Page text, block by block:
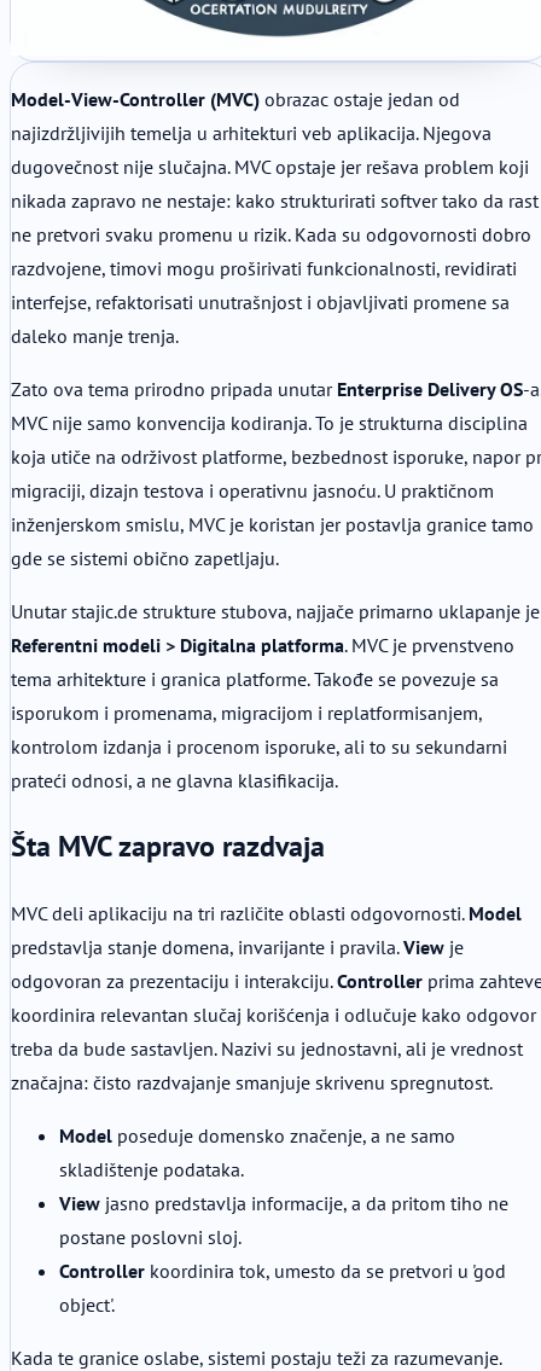
Model-View-Controller (MVC) obrazac ostaje jedan od
najizdržljivijih temelja u arhitekturi veb aplikacija. Njegova
dugovečnost nije slučajna. MVC opstaje jer rešava problem koji
nikada zapravo ne nestaje: kako strukturirati softver tako da rast
ne pretvori svaku promenu u rizik. Kada su odgovornosti dobro
razdvojene, timovi mogu proširivati funkcionalnosti, revidirati
interfejse, refaktorisati unutrašnjost i objavljivati promene sa
daleko manje trenja.
Zato ova tema prirodno pripada unutar Enterprise Delivery OS-a.
MVC nije samo konvencija kodiranja. To je strukturna disciplina
koja utiče na održivost platforme, bezbednost isporuke, napor
migraciji, dizajn testova i operativnu jasnoću. U praktičnom
inženjerskom smislu, MVC je koristan jer postavlja granice tamo
gde se sistemi obično zapetljaju.
Unutar stajic.de strukture stubova, najjače primarno uklapanje je
Referentni modeli > Digitalna platforma. MVC je prvenstveno
tema arhitekture i granica platforme. Takođe se povezuje sa
isporukom i promenama, migracijom i replatformisanjem,
kontrolom izdanja i procenom isporuke, ali to su sekundarni
prateći odnosi, a ne glavna klasifikacija.
Šta MVC zapravo razdvaja
MVC deli aplikaciju na tri različite oblasti odgovornosti. Model
predstavlja stanje domena, invarijante i pravila.View je
odgovoran za prezentaciju i interakciju.Controller prima
koordinira relevantan slučaj korišćenja i odlučuje kako odgovor
treba da bude sastavljen. Nazivi su jednostavni, ali je vrednost
značajna: čisto razdvajanje smanjuje skrivenu spregnutost.
Model poseduje domensko značenje, a ne samo
skladištenje podataka.
View jasno predstavlja informacije, a da pritom tiho ne
postane poslovni sloj.
Controller koordinira tok, umesto da se pretvori u 'god
object'.
Kada te granice oslabe, sistemi postaju teži za razumevanje.